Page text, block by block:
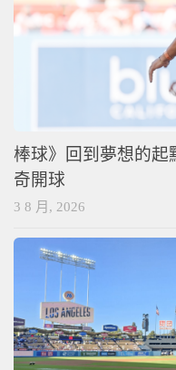
棒球》回到夢想的起
奇開球
3 8 月, 2026